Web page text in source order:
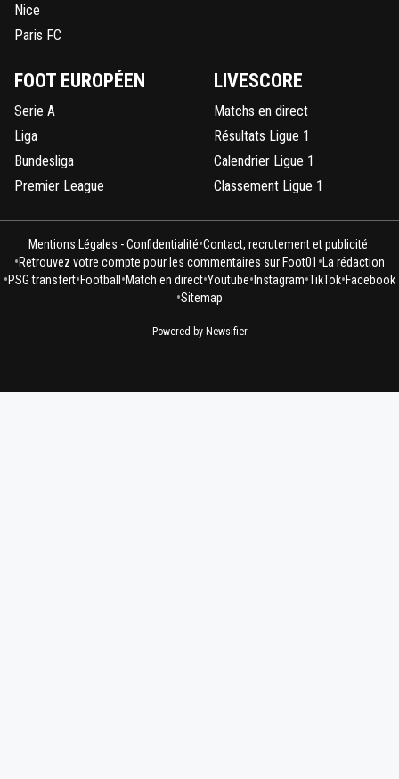
Nice
Paris FC
FOOT EUROPÉEN
Serie A
Liga
Bundesliga
Premier League
LIVESCORE
Matchs en direct
Résultats Ligue 1
Calendrier Ligue 1
Classement Ligue 1
Mentions Légales - Confidentialité•Contact, recrutement et publicité
•Retrouvez votre compte pour les commentaires sur Foot01 •La rédaction
•PSG transfert•Football•Match en direct•Youtube•Instagram•TikTok•Facebook
•Sitemap
Powered by Newsifier